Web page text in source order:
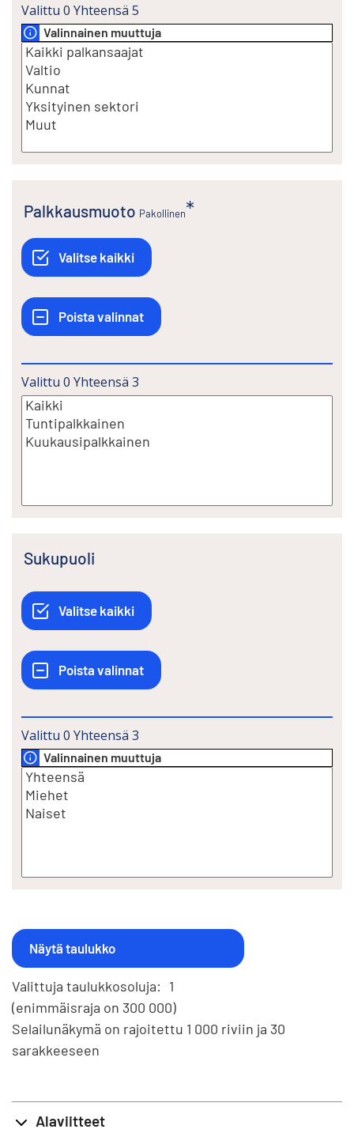
Valittu 0 Yhteensä 5
Valinnainen muuttuja
Palkkausmuoto Pakollinen
Valittu 0 Yhteensä 3
Sukupuoli
Valittu 0 Yhteensä 3
Valinnainen muuttuja
Valittuja taulukkosoluja: 1
(enimmäisraja on 300 000)
Selailunäkymä on rajoitettu 1 000 riviin ja 30
sarakkeeseen
Alaviitteet